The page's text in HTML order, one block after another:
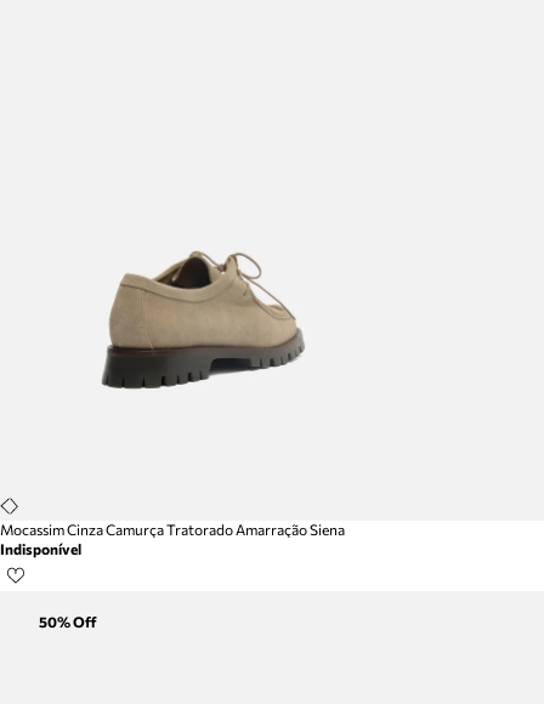
Mocassim Cinza Camurça Tratorado Amarração Siena
Indisponível
50% Off